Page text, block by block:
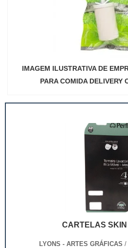
IMAGEM ILUSTRATIVA DE
PARA COMIDA DELIVERY
CARTELAS SKIN
LYONS - ARTES GRÁFICAS /